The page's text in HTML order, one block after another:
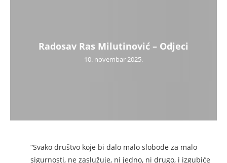
Radosav Ras Milutinović – Odjeci
10. novembar 2025.
“Svako društvo koje bi dalo malo slobode za malo
sigurnosti, ne zaslužuje, ni jedno, ni drugo, i izgubiće